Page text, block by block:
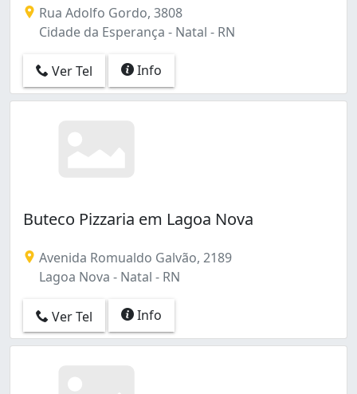
Rua Adolfo Gordo, 3808
Cidade da Esperança - Natal - RN
Ver Tel Info
Buteco Pizzaria em Lagoa Nova
Avenida Romualdo Galvão, 2189
Lagoa Nova - Natal - RN
Ver Tel Info